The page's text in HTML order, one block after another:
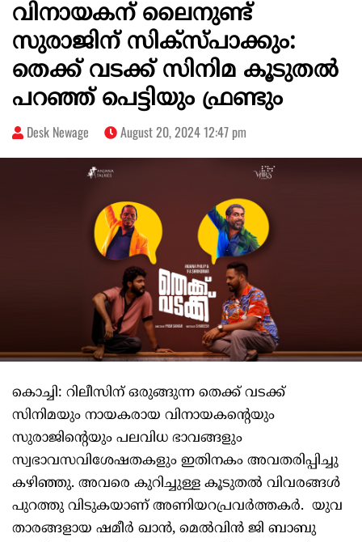
വിനായകന് ലൈനുണ്ട്
സുരാജിന് സിക്സ്പാക്കും:
തെക്ക് വടക്ക് സിനിമ കൂടുതൽ
പറഞ്ഞ് പെട്ടിയും ഫ്രണ്ടും
Desk Newage August 20, 2024 12:47 pm
കൊച്ചി: റിലീസിന് ഒരുങ്ങുന്ന തെക്ക് വടക്ക്
സിനിമയും നായകരായ വിനായകന്റെയും
സുരാജിന്റെയും പലവിധ ഭാവങ്ങളും
സ്വഭാവസവിശേഷതകളും ഇതിനകം അവതരിപ്പിച്ചു
കഴിഞ്ഞു. അവരെ കുറിച്ചുള്ള കൂടുതൽ വിവരങ്ങൾ
പുറത്തു വിടുകയാണ് അണിയറപ്രവർത്തകർ. യുവ
താരങ്ങളായ ഷമീർ ഖാൻ, മെൽവിൻ ജി ബാബു